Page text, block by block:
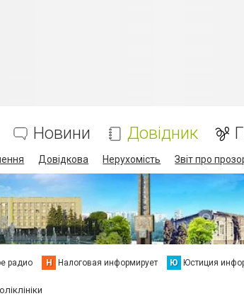
Новини Довідник
Довідкова Нерухомість Звіт про
радио Н Налоговая информирует Ю Юстиция